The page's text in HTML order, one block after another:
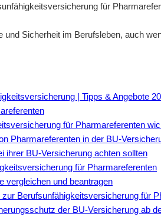
für
und Sicherheit im Berufsleben, auch
| Tipps & Angebote
für Pharmareferenten
Pharmareferenten in der BU-
ihrer BU-Versicherung achten sollten
für Pharmareferenten
vergleichen und beantragen
Berufsunfähigkeitsversicherung für
der BU-Versicherung ab